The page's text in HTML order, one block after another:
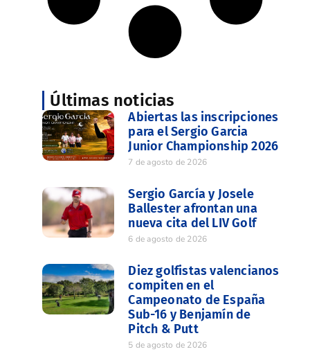
Últimas noticias
Abiertas las inscripciones
para el Sergio Garcia
Junior Championship 2026
7 de agosto de 2026
Sergio García y Josele
Ballester afrontan una
nueva cita del LIV Golf
6 de agosto de 2026
Diez golfistas valencianos
compiten en el
Campeonato de España
Sub-16 y Benjamín de
Pitch & Putt
5 de agosto de 2026